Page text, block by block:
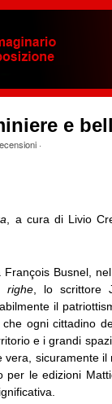
e
·
, a cura di Livio
François Busnel,
righe, lo scrittore
il
che ogni cittadino
e i grandi
vera, sicuramente il
per le edizioni